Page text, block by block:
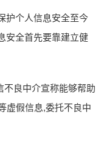
护个人信息安全至今
安全首先要靠建立健
不良中介宣称能够帮助
虚假信息,委托不良中